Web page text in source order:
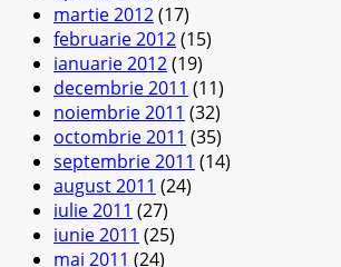
martie 2012(17)
februarie 2012(15)
ianuarie 2012(19)
decembrie 2011 (11)
noiembrie 2011 (32)
octombrie 2011 (35)
septembrie 2011 (14)
august 2011 (24)
iulie 2011 (27)
iunie 2011 (25)
mai 2011 (24)